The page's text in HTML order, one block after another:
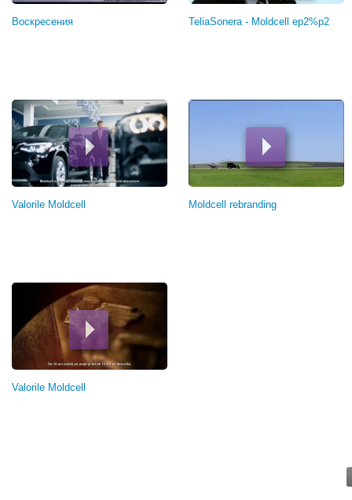
Воскресения TeliaSonera - Moldcell ep2%p2
Valorile Moldcell Moldcell rebranding
Valorile Moldcell